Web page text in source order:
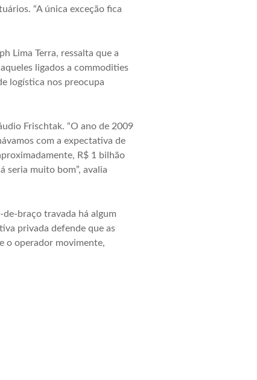
“A única exceção fica
Lima Terra, ressalta que a
ligados a commodities
logística nos preocupa
Frischtak. “O ano de 2009
com a expectativa de
R$ 1 bilhão
seria muito bom”, avalia
braço travada há algum
privada defende que as
o operador movimente,